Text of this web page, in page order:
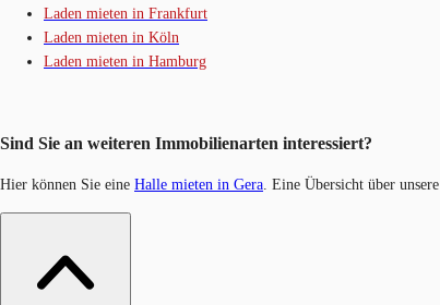
Laden mieten in Frankfurt
Laden mieten in Köln
Laden mieten in Hamburg
Sind Sie an weiteren Immobilienarten interessiert?
Hier können Sie eine Halle mieten in Gera. Eine Übersicht über unsere